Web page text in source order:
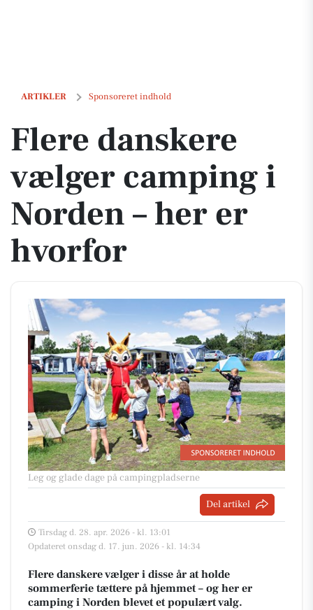
ARTIKLER Sponsoreret indhold
Flere danskere vælger camping i Norden – her er hvorfor
Flere danskere
vælger camping i
Norden – her er
hvorfor
Leg og glade dage på campingpladserne
Del artikel
Tirsdag d. 28. apr. 2026 - kl. 13:01
Opdateret onsdag d. 17. jun. 2026 - kl. 14:34
Flere danskere vælger i disse år at holde
sommerferie tættere på hjemmet – og her er
camping i Norden blevet et populært valg.